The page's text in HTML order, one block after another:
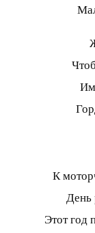
К
День
Этот год